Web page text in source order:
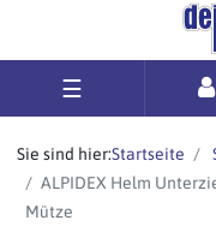
☰
Sie sind hier:Startseite
ALPIDEX Helm
Mütze